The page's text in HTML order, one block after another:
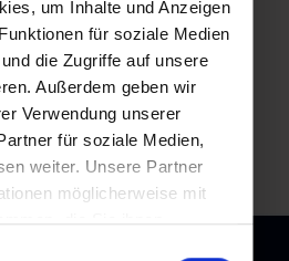
um Inhalte und Anzeigen
für soziale Medien
die Zugriffe auf unsere
Außerdem geben wir
Verwendung unserer
für soziale Medien,
weiter. Unsere Partner
möglicherweise mit
die Sie ihnen